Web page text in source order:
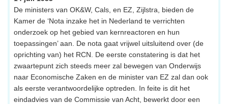
De ministers van OK&W, Cals, en EZ, Zijlstra, bieden de
Kamer de ‘Nota inzake het in Nederland te verrichten
onderzoek op het gebied van kernreactoren en hun
toepassingen’ aan. De nota gaat vrijwel uitsluitend over (de
oprichting van) het RCN. De eerste constatering is dat het
zwaartepunt zich steeds meer zal bewegen van Onderwijs
naar Economische Zaken en de minister van EZ zal dan ook
als eerste verantwoordelijke optreden. In feite is dit het
eindadvies van de Commissie van Acht, bewerkt door een